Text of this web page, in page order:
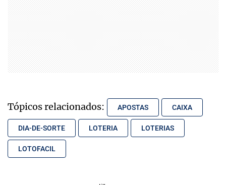
Tópicos relacionados: APOSTAS CAIXA
DIA-DE-SORTE LOTERIA LOTERIAS
LOTOFACIL